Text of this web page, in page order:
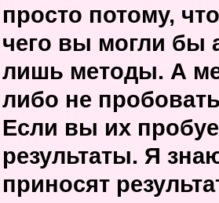
просто потому,
чего вы могли бы
лишь методы. А
либо не
Если вы их
результаты. Я
приносят